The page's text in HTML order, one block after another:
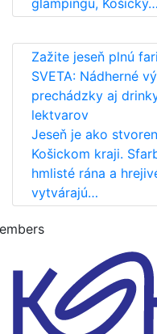
glampingu, Košický…
Zažite jeseň plnú
SVETA: Nádherné
prechádzky aj
lektvarov
Jeseň je ako
Košickom kraji.
hmlisté rána a
vytvárajú…